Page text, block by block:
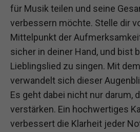
für Musik teilen und seine
verbessern möchte. Stelle dir
Mittelpunkt der
sicher in deiner Hand, und bist
Lieblingslied zu singen. Mit
verwandelt sich dieser
Es geht dabei nicht nur darum,
verstärken. Ein hochwertiges
verbessert die Klarheit jeder